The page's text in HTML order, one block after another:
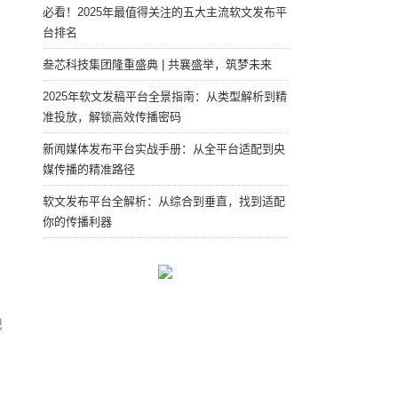
必看！2025年最值得关注的五大主流软文发布平
台排名
叁芯科技集团隆重盛典 | 共襄盛举，筑梦未来
2025年软文发稿平台全景指南：从类型解析到精
准投放，解锁高效传播密码
新闻媒体发布平台实战手册：从全平台适配到央
媒传播的精准路径
软文发布平台全解析：从综合到垂直，找到适配
你的传播利器